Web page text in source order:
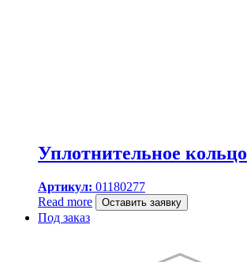
Уплотнительное кольцо
Артикул: 01180277
Read more
Оставить заявку
Под заказ